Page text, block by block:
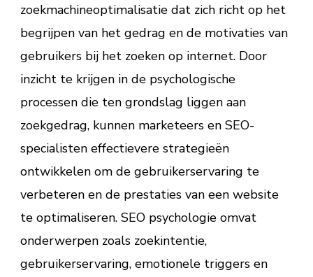
zoekmachineoptimalisatie dat zich richt op het
begrijpen van het gedrag en de motivaties van
gebruikers bij het zoeken op internet. Door
inzicht te krijgen in de psychologische
processen die ten grondslag liggen aan
zoekgedrag, kunnen marketeers en SEO-
specialisten effectievere strategieën
ontwikkelen om de gebruikerservaring te
verbeteren en de prestaties van een website
te optimaliseren. SEO psychologie omvat
onderwerpen zoals zoekintentie,
gebruikerservaring, emotionele triggers en